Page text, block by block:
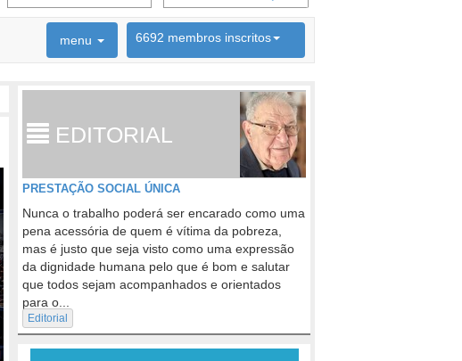
menu 6692 membros inscritos
EDITORIAL
PRESTAÇÃO SOCIAL ÚNICA
Nunca o trabalho poderá ser encarado como uma
pena acessória de quem é vítima da pobreza,
mas é justo que seja visto como uma expressão
da dignidade humana pelo que é bom e salutar
que todos sejam acompanhados e orientados
para o...
Editorial